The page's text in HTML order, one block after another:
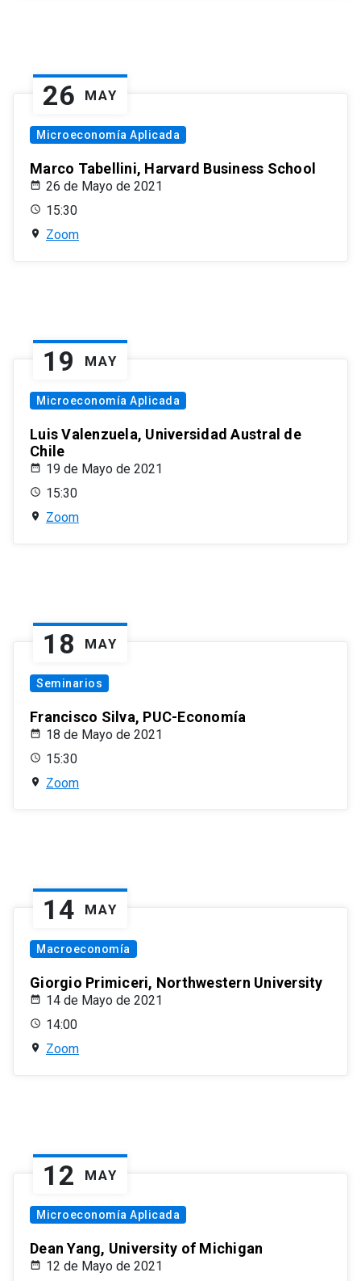
26 MAY
Microeconomía Aplicada
Marco Tabellini, Harvard Business School
26 de Mayo de 2021
15:30
Zoom
19 MAY
Microeconomía Aplicada
Luis Valenzuela, Universidad Austral de
Chile
19 de Mayo de 2021
15:30
Zoom
18 MAY
Seminarios
Francisco Silva, PUC-Economía
18 de Mayo de 2021
15:30
Zoom
14 MAY
Macroeconomía
Giorgio Primiceri, Northwestern University
14 de Mayo de 2021
14:00
Zoom
12 MAY
Microeconomía Aplicada
Dean Yang, University of Michigan
12 de Mayo de 2021